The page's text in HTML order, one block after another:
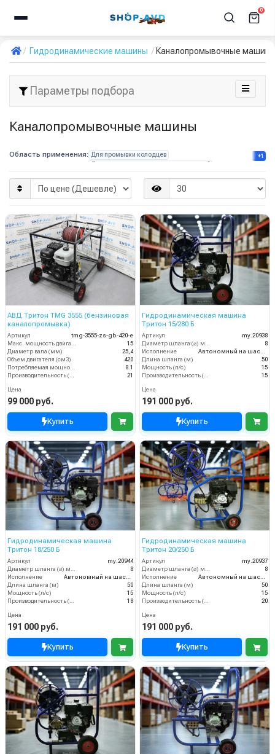
0
Гидродинамические машины Каналопромывочные машины
Параметры подбора
Каналопромывочные машины
Область применения: Для промывки колодцев
Для прочистки канализационных труб
+1
АВД Тритон TMG 3555 (бензиновая
каналопромывка)
Артикул
tmg-3555-zs-gb-420-e
15
Диаметр вала (мм)
25,4
Объем двигателя (см3)
420
8.1
21
Цена
99 000 руб.
Купить
Гидродинамическая машина
Тритон 15/280 Б
Артикул
my.20938
8
Исполнение
Длина шланга (м)
50
Мощность (л/с)
15
15
Цена
191 000 руб.
Купить
Гидродинамическая машина
Тритон 18/250 Б
Артикул
my.20944
Диаметр шланга (⌀) мм:
8
Исполнение
Автономный на шасси
Длина шланга (м)
50
Мощность (л/с)
15
Производительность (л/мин)
18
Цена
191 000 руб.
Купить
Гидродинамическая машина
Тритон 20/250 Б
Артикул
my.20937
Диаметр шланга (⌀) мм:
8
Исполнение
Автономный на шасси
Длина шланга (м)
50
Мощность (л/с)
15
Производительность (л/мин)
20
Цена
191 000 руб.
Купить